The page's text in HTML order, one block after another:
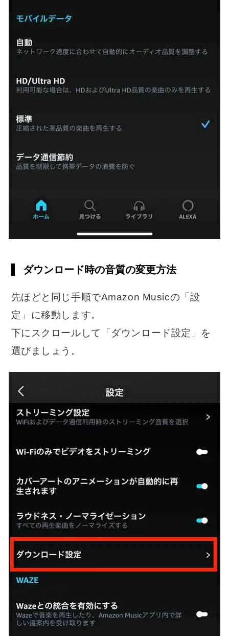
ダウンロード時の音質の変更方法
先ほどと同じ手順でAmazon Musicの「設
定」に移動します。
下にスクロールして「ダウンロード設定」を
選びましょう。